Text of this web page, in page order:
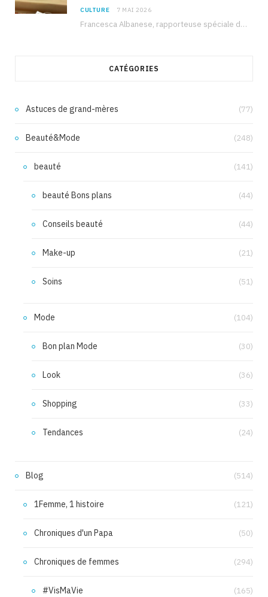
CULTURE 7 MAI 2026
Francesca Albanese, rapporteuse spéciale de l’ONU sur les territoires palestiniens occupés, était à Tunis pour…
CATÉGORIES
Astuces de grand-mères (77)
Beauté&Mode (248)
beauté (141)
beauté Bons plans (44)
Conseils beauté (44)
Make-up (21)
Soins (51)
Mode (104)
Bon plan Mode (30)
Look (36)
Shopping (33)
Tendances (24)
Blog (514)
1Femme, 1 histoire (121)
Chroniques d'un Papa (50)
Chroniques de femmes (294)
#VisMaVie (165)